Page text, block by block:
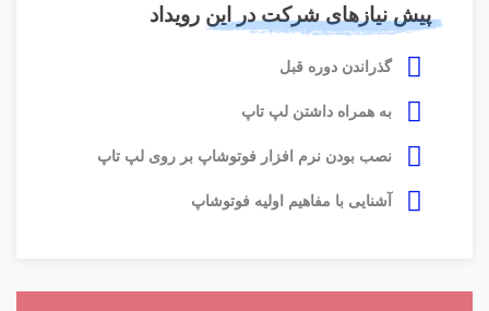
پیش نیازهای شرکت در این رویداد
گذراندن دوره قبل
به همراه داشتن لپ تاپ
نصب بودن نرم افزار فوتوشاپ بر روی لپ تاپ
آشنایی با مفاهیم اولیه فوتوشاپ